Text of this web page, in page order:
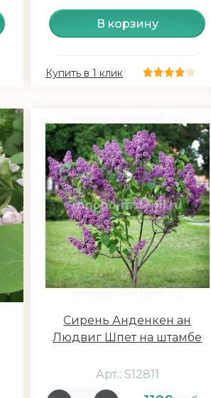
В корзину
Купить в 1 клик
Сирень Анденкен ан
Людвиг Шпет на штамбе
Арт.: S12811